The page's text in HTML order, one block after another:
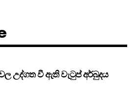
උද්ගත වී ඇති වැටුප් අර්බුදය